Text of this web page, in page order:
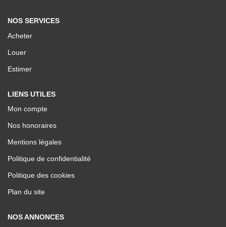
NOS SERVICES
Acheter
Louer
Estimer
LIENS UTILES
Mon compte
Nos honoraires
Mentions légales
Politique de confidentialité
Politique des cookies
Plan du site
NOS ANNONCES